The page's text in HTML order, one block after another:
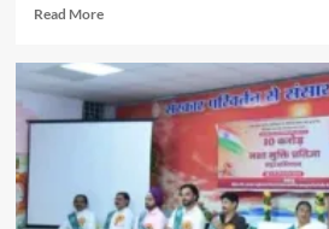
Read MoreRead
श्रावण
के
प्रथम
कैबिनेट
मंत्री